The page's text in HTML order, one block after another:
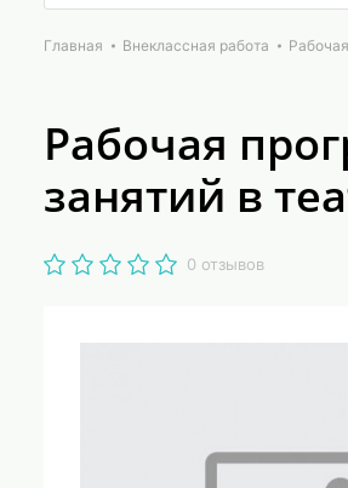
Главная Внеклассная работа
Рабочая
занятий в
0 отзывов